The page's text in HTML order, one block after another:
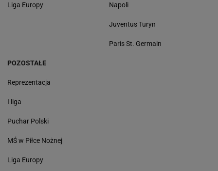
Liga Europy Napoli
Juventus Turyn
Paris St. Germain
POZOSTAŁE
Reprezentacja
I liga
Puchar Polski
MŚ w Piłce Nożnej
Liga Europy